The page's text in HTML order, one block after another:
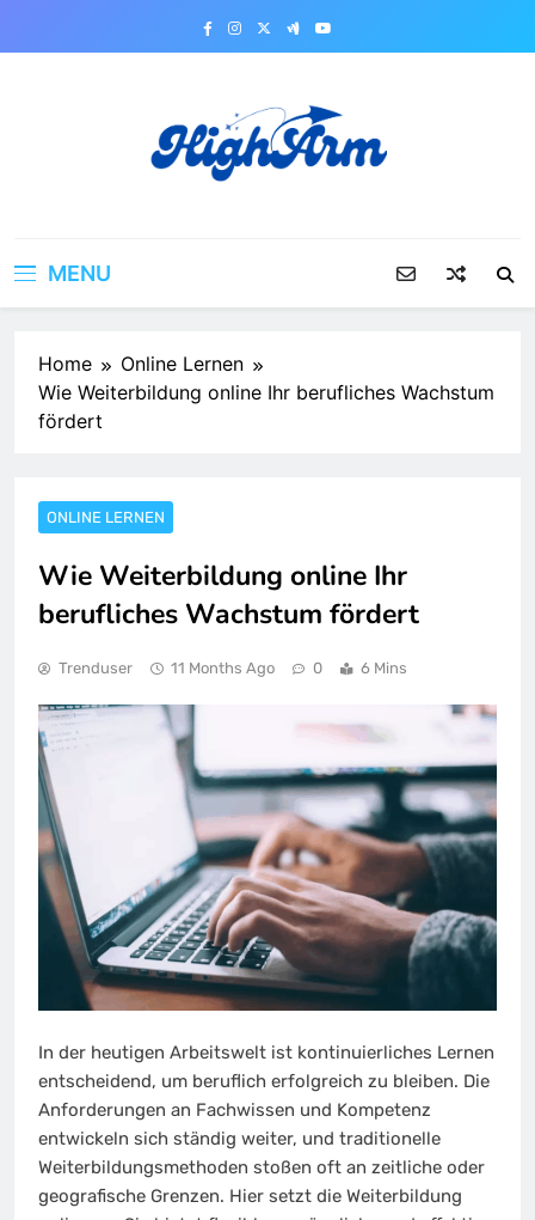
MENU
Home
Online Lernen
Wie Weiterbildung online Ihr berufliches Wachstum
fördert
ONLINE LERNEN
Wie Weiterbildung online Ihr
berufliches Wachstum fördert
Trenduser 11 Months Ago 0 6 Mins
In der heutigen Arbeitswelt ist kontinuierliches Lernen
entscheidend, um beruflich erfolgreich zu bleiben. Die
Anforderungen an Fachwissen und Kompetenz
entwickeln sich ständig weiter, und traditionelle
Weiterbildungsmethoden stoßen oft an zeitliche oder
geografische Grenzen. Hier setzt die Weiterbildung